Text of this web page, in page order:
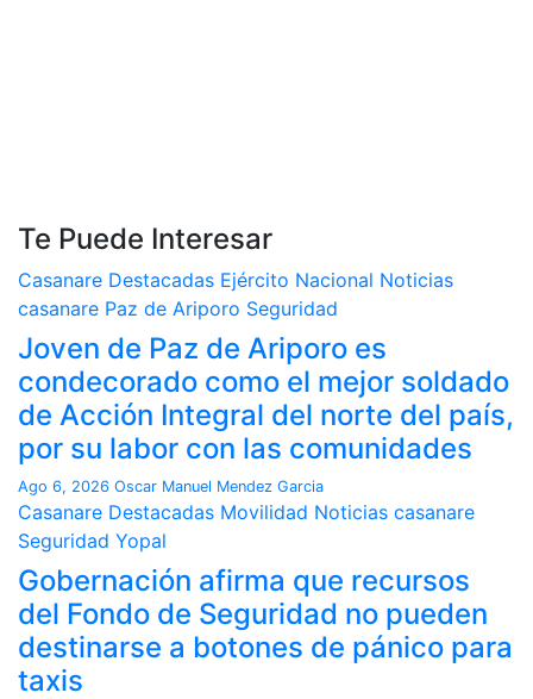
Te Puede Interesar
Casanare Destacadas Ejército Nacional Noticias
casanare Paz de Ariporo Seguridad
Joven de Paz de Ariporo es
condecorado como el mejor soldado
de Acción Integral del norte del país,
por su labor con las comunidades
Ago 6, 2026 Oscar Manuel Mendez Garcia
Casanare Destacadas Movilidad Noticias casanare
Seguridad Yopal
Gobernación afirma que recursos
del Fondo de Seguridad no pueden
destinarse a botones de pánico para
taxis